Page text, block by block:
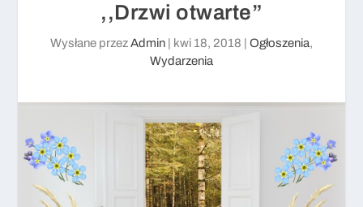
,,Drzwi otwarte”
Wysłane przezAdmin kwi 18, 2018 Ogłoszenia,
Wydarzenia